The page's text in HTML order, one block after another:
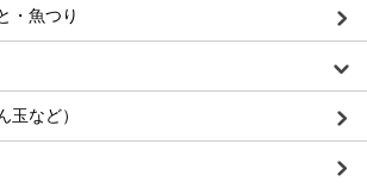
・魚つり
玉など）